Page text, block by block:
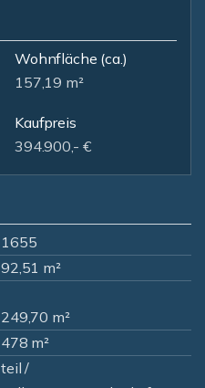
Wohnfläche (ca.)
157,19 m²
Kaufpreis
394.900,- €
1655
92,51 m²
249,70 m²
478 m²
teil /